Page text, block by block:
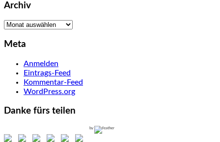
Archiv
Archiv
Meta
Anmelden
Eintrags-Feed
Kommentar-Feed
WordPress.org
Danke fürs teilen
by